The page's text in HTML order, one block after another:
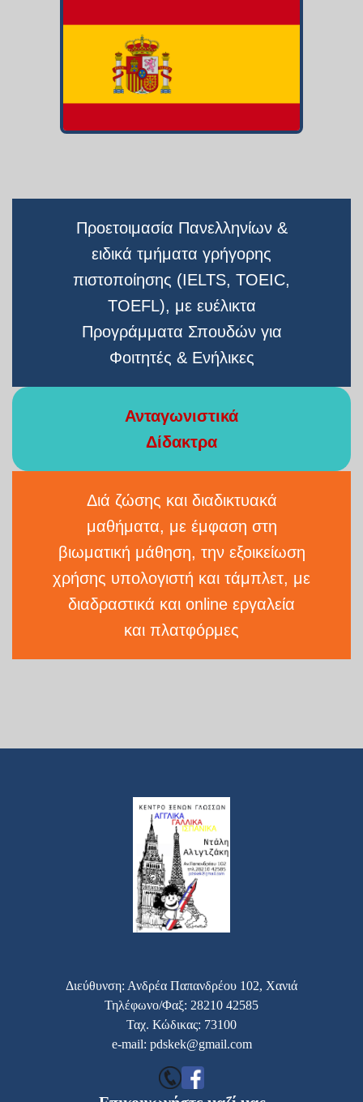
Προετοιμασία Πανελληνίων &
ειδικά τμήματα γρήγορης
πιστοποίησης (IELTS, TOEIC,
TOEFL), με ευέλικτα
Προγράμματα Σπουδών για
Φοιτητές & Ενήλικες
Ανταγωνιστικά
Δίδακτρα
Διά ζώσης και διαδικτυακά
μαθήματα, με έμφαση στη
βιωματική μάθηση, την εξοικείωση
χρήσης υπολογιστή και τάμπλετ, με
διαδραστικά και online εργαλεία
και πλατφόρμες
Διεύθυνση: Ανδρέα Παπανδρέου 102, Χανιά
Τηλέφωνο/Φαξ: 28210 42585
Ταχ. Κώδικας: 73100
e-mail: pdskek@gmail.com